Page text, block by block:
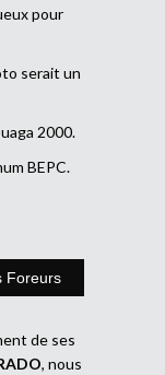
pour
serait un
2000.
BEPC.
Foreurs
de ses
, nous